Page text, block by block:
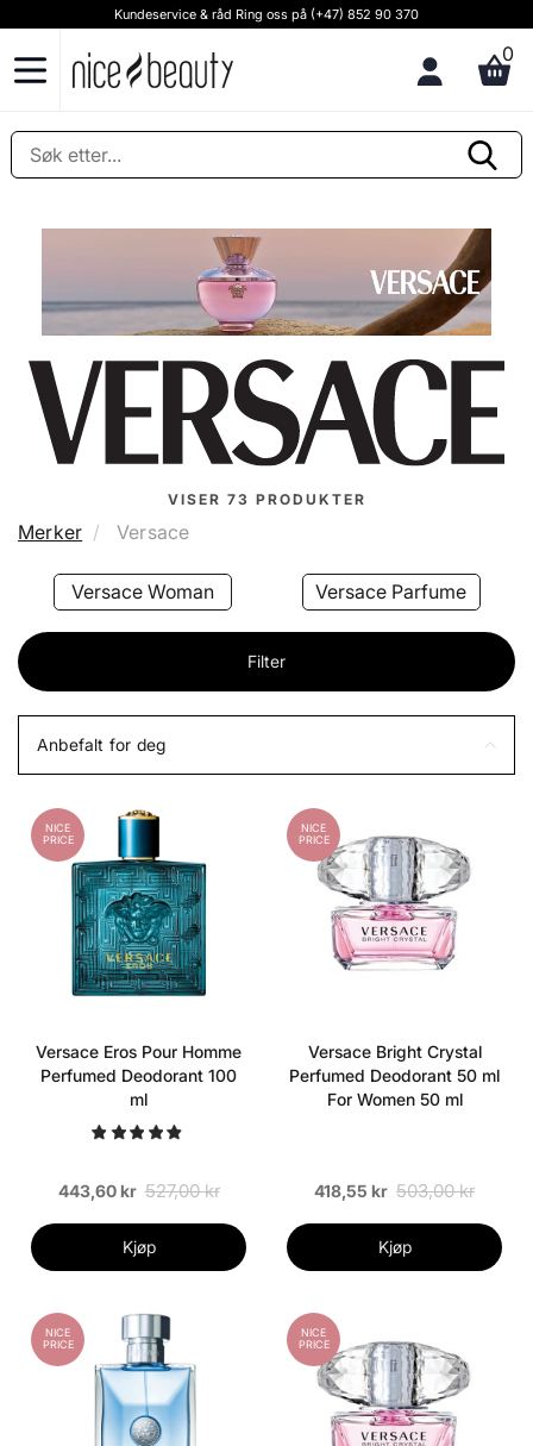
Kundeservice & råd Ring oss på (+47) 852 90 370
0
VISER 73 PRODUKTER
Merker Versace
Versace Woman Versace Parfume
Filter
Anbefalt for deg
NICE
PRICE
Versace Eros Pour Homme
Perfumed Deodorant 100
ml
443,60 kr 527,00 kr
Kjøp
NICE
PRICE
Versace Bright Crystal
Perfumed Deodorant 50 ml
For Women 50 ml
418,55 kr 503,00 kr
Kjøp
NICE
PRICE
NICE
PRICE